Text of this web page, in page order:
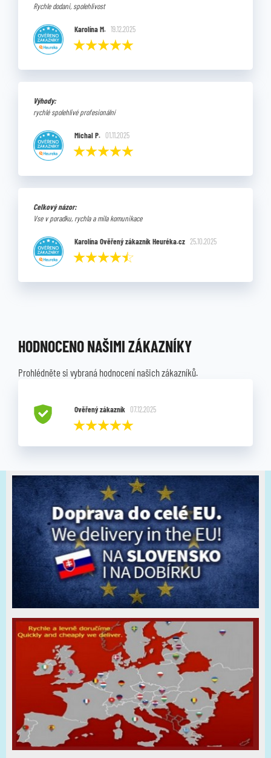
Rychle dodani, spolehlivost
Karolína M. 19.12.2025
Výhody:
rychlé spolehlivé profesionální
Michal P. 01.11.2025
Celkový názor:
Vse v poradku, rychla a mila komunikace
Karolína Ověřený zákazník Heuréka.cz 25.10.2025
HODNOCENO NAŠIMI ZÁKAZNÍKY
Prohlédněte si vybraná hodnocení našich zákazníků.
Ověřený zákazník 07.12.2025